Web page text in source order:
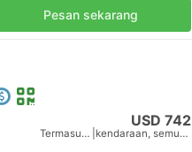
Pesan sekarang
USD 742
Termasuk pajak kendaraan, semua termasuk.